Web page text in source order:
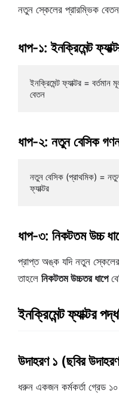
নতুন স্কেলের প্রারম্ভিক
ধাপ-১: ইনক্রিমেন্ট
ইনক্রিমেন্ট ফ্যাক্টর =
ধাপ-২: নতুন বেসিক
নতুন বেসিক (প্রাথমিক) =
ধাপ-৩: নিকটতম উচ্চ
প্রাপ্ত অঙ্ক যদি নতুন
তাহলে নিকটতম উচ্চতর ধাপে
ইনক্রিমেন্ট ফ্যাক্টর
উদাহরণ ১ (ছবির
ধরুন একজন কর্মকর্তা গ্রেড